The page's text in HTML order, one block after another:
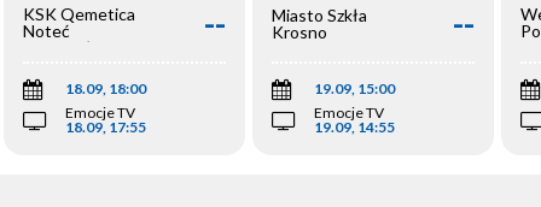
KSK Qemetica
Noteć
Inowrocław
--
18.09, 18:00
Emocje TV
18.09, 17:55
Miasto Szkła
Krosno
--
19.09, 15:00
Emocje TV
19.09, 14:55